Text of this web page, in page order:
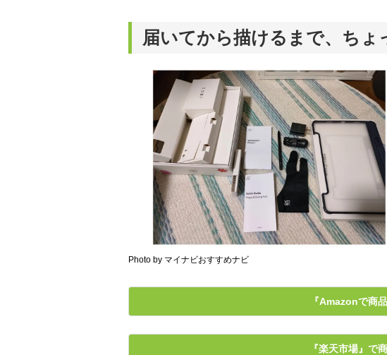
届いてから描けるまで、ちょ
Photo by マイナビおすすめナビ
『Amazonで商
『楽天市場』で